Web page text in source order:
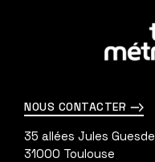
NOUS CONTACTER
35 allées Jules Guesde
31000 Toulouse